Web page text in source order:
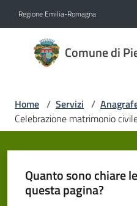
Regione Emilia-Romagna
Comune di
Comune
di Pieve
Amministrazione
Servizi
Home / Servizi /
Celebrazione matrimonio
Quanto sono chiare
questa pagina?